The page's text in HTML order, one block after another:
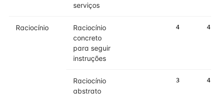
serviços
Raciocínio
Raciocínio
concreto
para seguir
instruções
4 4
Raciocínio
abstrato
3 4